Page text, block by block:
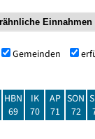
Gemeinden
HBN
69
IK
70
AP
71
SON
72